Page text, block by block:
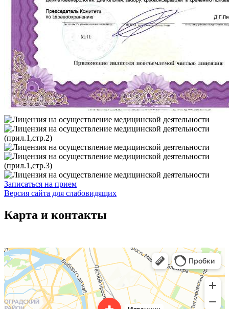
Записаться на прием
Версия сайта для слабовидящих
Карта и контакты